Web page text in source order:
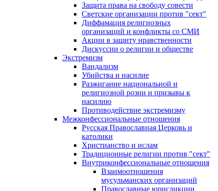
Защита права на свободу совести
Светские организации против "сект"
Диффамация религиозных
организаций и конфликты со СМИ
Акции в защиту нравственности
Дискуссии о религии и обществе
Экстремизм
Вандализм
Убийства и насилие
Разжигание национальной и
религиозной розни и призывы к
насилию
Противодействие экстремизму
Межконфессиональные отношения
Русская Православная Церковь и
католики
Христианство и ислам
Традиционные религии против "сект"
Внутриконфессиональные отношения
Взаимоотношения
мусульманских организаций
Православные юрисдикции